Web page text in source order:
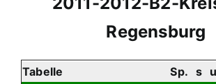
Regensburg
Tabelle Sp. s u